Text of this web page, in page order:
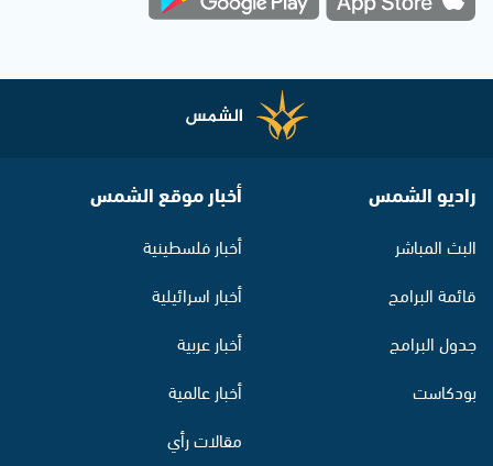
راديو الشمس
البث المباشر
قائمة البرامج
جدول البرامج
بودكاست
أخبار موقع الشمس
أخبار فلسطينية
أخبار اسرائيلية
أخبار عربية
أخبار عالمية
مقالات رأي